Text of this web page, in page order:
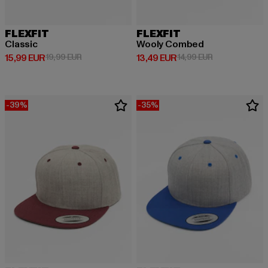
FLEXFIT
Classic
15,99 EUR
Derzeitiger Preis: 15,99 EUR
19,99 EURAktionspreis: 19,99 EUR
FLEXFIT
Wooly Combed
13,49 EUR
Derzeitiger Preis: 13,49 EUR
14,99 EURAktionspreis:
-39% -35%